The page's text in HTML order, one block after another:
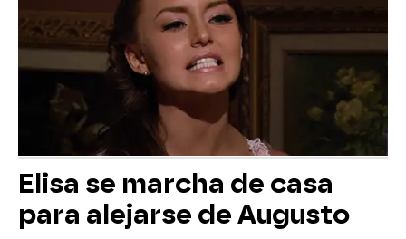
Elisa se marcha de casa
para alejarse de Augusto